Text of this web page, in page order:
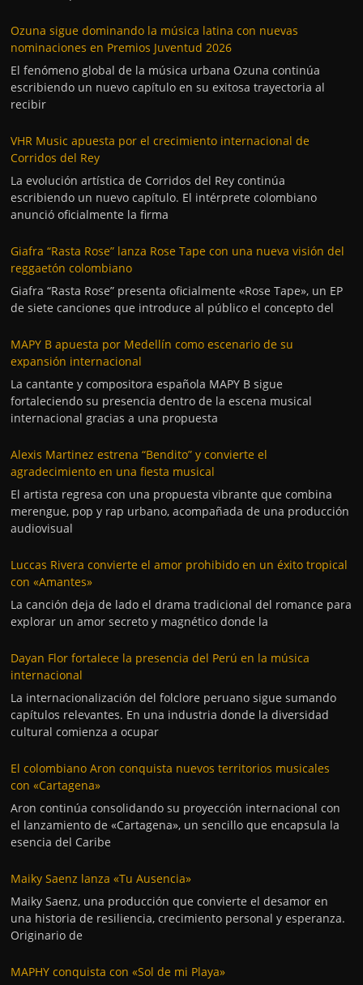
Ozuna sigue dominando la música latina con nuevas
nominaciones en Premios Juventud 2026
El fenómeno global de la música urbana Ozuna continúa
escribiendo un nuevo capítulo en su exitosa trayectoria al
recibir
VHR Music apuesta por el crecimiento internacional de
Corridos del Rey
La evolución artística de Corridos del Rey continúa
escribiendo un nuevo capítulo. El intérprete colombiano
anunció oficialmente la firma
Giafra “Rasta Rose” lanza Rose Tape con una nueva visión del
reggaetón colombiano
Giafra “Rasta Rose” presenta oficialmente «Rose Tape», un EP
de siete canciones que introduce al público el concepto del
MAPY B apuesta por Medellín como escenario de su
expansión internacional
La cantante y compositora española MAPY B sigue
fortaleciendo su presencia dentro de la escena musical
internacional gracias a una propuesta
Alexis Martinez estrena “Bendito” y convierte el
agradecimiento en una fiesta musical
El artista regresa con una propuesta vibrante que combina
merengue, pop y rap urbano, acompañada de una producción
audiovisual
Luccas Rivera convierte el amor prohibido en un éxito tropical
con «Amantes»
La canción deja de lado el drama tradicional del romance para
explorar un amor secreto y magnético donde la
Dayan Flor fortalece la presencia del Perú en la música
internacional
La internacionalización del folclore peruano sigue sumando
capítulos relevantes. En una industria donde la diversidad
cultural comienza a ocupar
El colombiano Aron conquista nuevos territorios musicales
con «Cartagena»
Aron continúa consolidando su proyección internacional con
el lanzamiento de «Cartagena», un sencillo que encapsula la
esencia del Caribe
Maiky Saenz lanza «Tu Ausencia»
Maiky Saenz, una producción que convierte el desamor en
una historia de resiliencia, crecimiento personal y esperanza.
Originario de
MAPHY conquista con «Sol de mi Playa»